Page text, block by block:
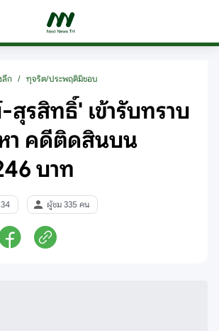
ลึก / ทุจริต/ประพฤติมิชอบ
สุรสิทธิ์' เข้ารับทราบ
า คดีติดสินบน
บาท
ผู้ชม 335 คน